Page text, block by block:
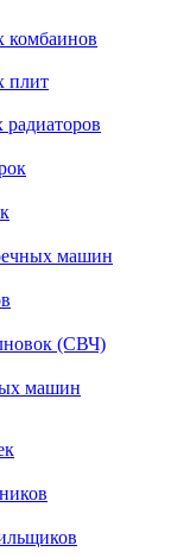
комбаинов
плит
радиаторов
машин
(СВЧ)
машин